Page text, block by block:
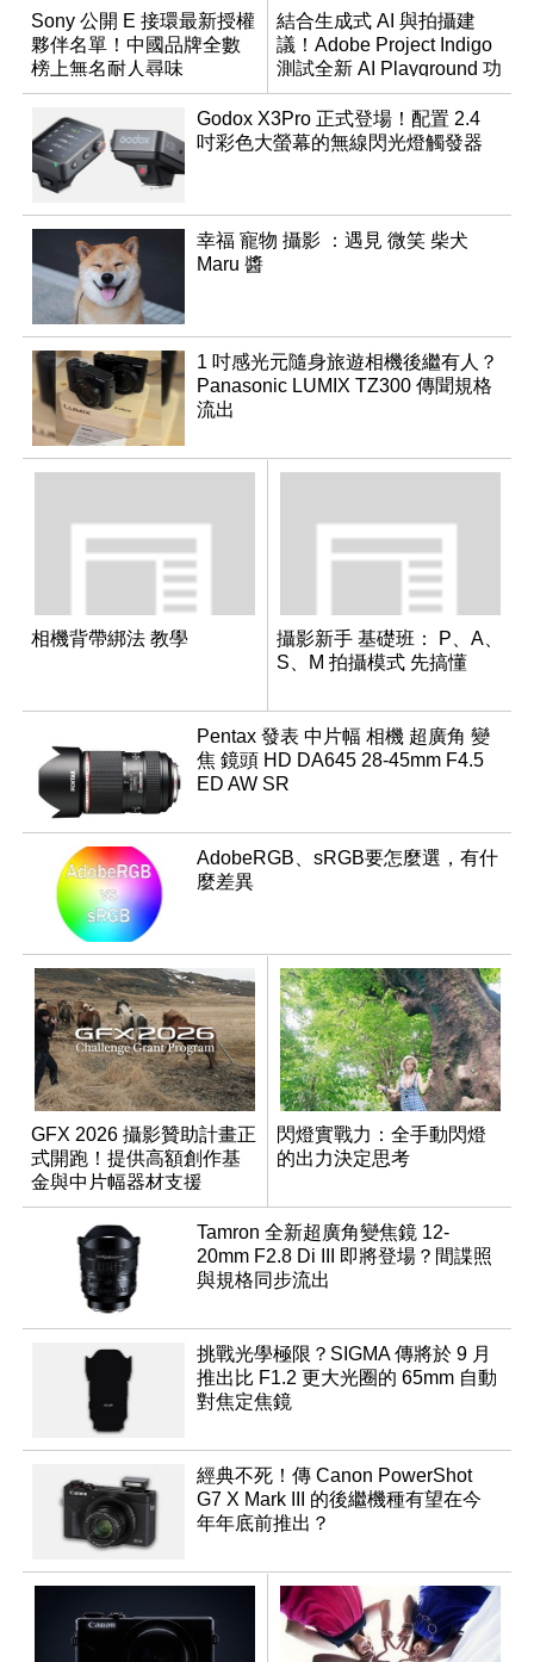
Sony 公開 E 接環最新授權
夥伴名單！中國品牌全數
榜上無名耐人尋味
結合生成式 AI 與拍攝建
議！Adobe Project Indigo
測試全新 AI Playground 功
能
Godox X3Pro 正式登場！配置 2.4
吋彩色大螢幕的無線閃光燈觸發器
幸福 寵物 攝影 ：遇見 微笑 柴犬
Maru 醬
1 吋感光元隨身旅遊相機後繼有人？
Panasonic LUMIX TZ300 傳聞規格
流出
相機背帶綁法 教學
攝影新手 基礎班： P、A、
S、M 拍攝模式 先搞懂
Pentax 發表 中片幅 相機 超廣角 變
焦 鏡頭 HD DA645 28-45mm F4.5
ED AW SR
AdobeRGB、sRGB要怎麼選，有什
麼差異
GFX 2026 攝影贊助計畫正
式開跑！提供高額創作基
金與中片幅器材支援
閃燈實戰力：全手動閃燈
的出力決定思考
Tamron 全新超廣角變焦鏡 12-
20mm F2.8 Di III 即將登場？間諜照
與規格同步流出
挑戰光學極限？SIGMA 傳將於 9 月
推出比 F1.2 更大光圈的 65mm 自動
對焦定焦鏡
經典不死！傳 Canon PowerShot
G7 X Mark III 的後繼機種有望在今
年年底前推出？